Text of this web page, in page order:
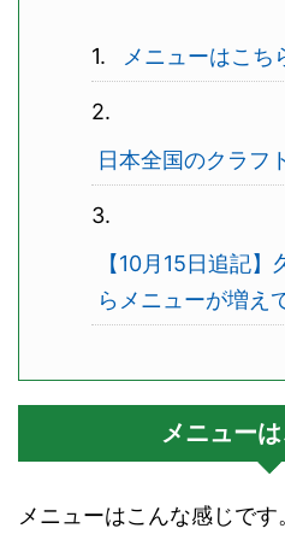
メニューはこち
日本全国のクラフ
【10月15日追記
らメニューが増え
メニューは
メニューはこんな感じです